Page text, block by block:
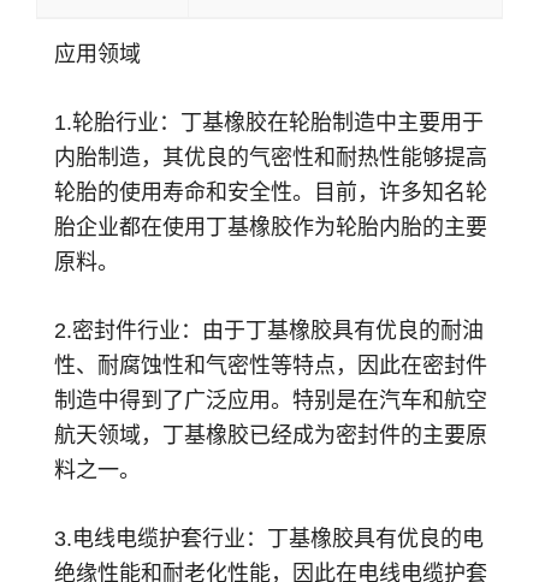
应用领域
1.轮胎行业：丁基橡胶在轮胎制造中主要用于
内胎制造，其优良的气密性和耐热性能够提高
轮胎的使用寿命和安全性。目前，许多知名轮
胎企业都在使用丁基橡胶作为轮胎内胎的主要
原料。
2.密封件行业：由于丁基橡胶具有优良的耐油
性、耐腐蚀性和气密性等特点，因此在密封件
制造中得到了广泛应用。特别是在汽车和航空
航天领域，丁基橡胶已经成为密封件的主要原
料之一。
3.电线电缆护套行业：丁基橡胶具有优良的电
绝缘性能和耐老化性能，因此在电线电缆护套